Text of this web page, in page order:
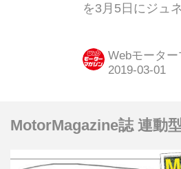
を3月5日にジュ
オフィシャル画
介しよう。
Webモータ
MotorMagazine誌 連動